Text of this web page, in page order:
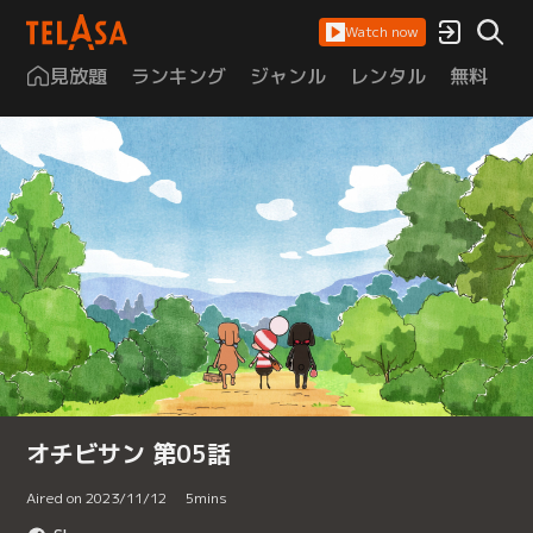
Watch now
見放題 ランキング ジャンル レンタル 無料
オチビサン 第05話
Aired on 2023/11/12 5mins